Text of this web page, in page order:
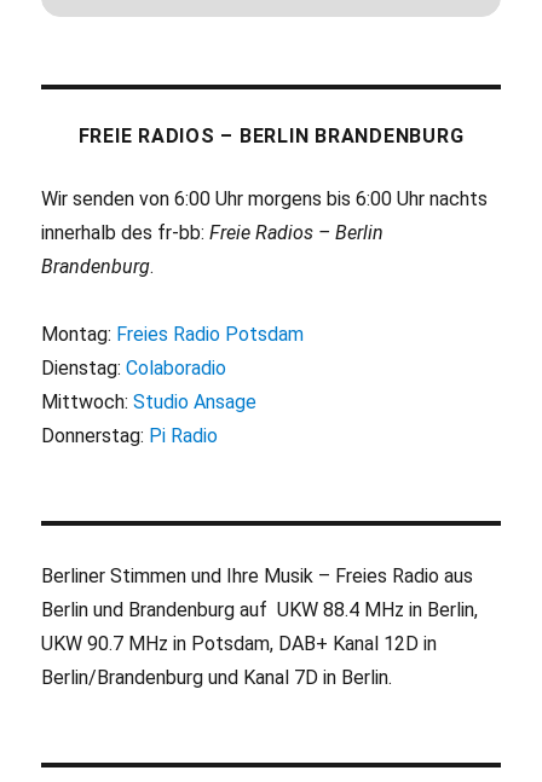
FREIE RADIOS – BERLIN BRANDENBURG
Wir senden von 6:00 Uhr morgens bis 6:00 Uhr nachts
innerhalb des fr-bb:Freie Radios – Berlin
Brandenburg.
Montag: Freies Radio Potsdam
Dienstag:Colaboradio
Mittwoch:Studio Ansage
Donnerstag: Pi Radio
Berliner Stimmen und Ihre Musik – Freies Radio aus
Berlin und Brandenburg auf UKW 88.4 MHz in Berlin,
UKW 90.7 MHz in Potsdam, DAB+ Kanal 12D in
Berlin/Brandenburg und Kanal 7D in Berlin.